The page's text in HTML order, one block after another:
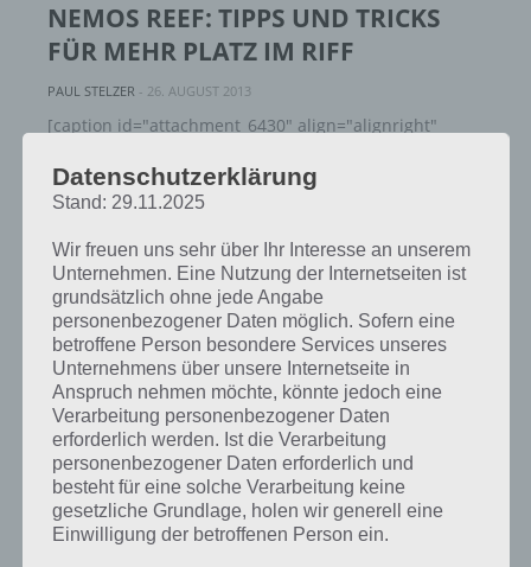
NEMOS REEF: TIPPS UND TRICKS
FÜR MEHR PLATZ IM RIFF
PAUL STELZER - 26. AUGUST 2013
[caption id="attachment_6430" align="alignright"
zu Nemos Reef wollen wir ein paar Tipps und Tricks
vorstellen, wie du in deinem Riff wieder für…
Datenschutzerklärung
Stand: 29.11.2025
Wir freuen uns sehr über Ihr Interesse an unserem
Unternehmen. Eine Nutzung der Internetseiten ist
grundsätzlich ohne jede Angabe
personenbezogener Daten möglich. Sofern eine
betroffene Person besondere Services unseres
Unternehmens über unsere Internetseite in
Anspruch nehmen möchte, könnte jedoch eine
Verarbeitung personenbezogener Daten
erforderlich werden. Ist die Verarbeitung
personenbezogener Daten erforderlich und
besteht für eine solche Verarbeitung keine
gesetzliche Grundlage, holen wir generell eine
Einwilligung der betroffenen Person ein.